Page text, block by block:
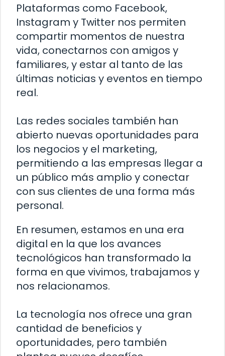
Plataformas como Facebook,
Instagram y Twitter nos permiten
compartir momentos de nuestra
vida, conectarnos con amigos y
familiares, y estar al tanto de las
últimas noticias y eventos en tiempo
real.
Las redes sociales también han
abierto nuevas oportunidades para
los negocios y el marketing,
permitiendo a las empresas llegar a
un público más amplio y conectar
con sus clientes de una forma más
personal.
En resumen, estamos en una era
digital en la que los avances
tecnológicos han transformado la
forma en que vivimos, trabajamos y
nos relacionamos.
La tecnología nos ofrece una gran
cantidad de beneficios y
oportunidades, pero también